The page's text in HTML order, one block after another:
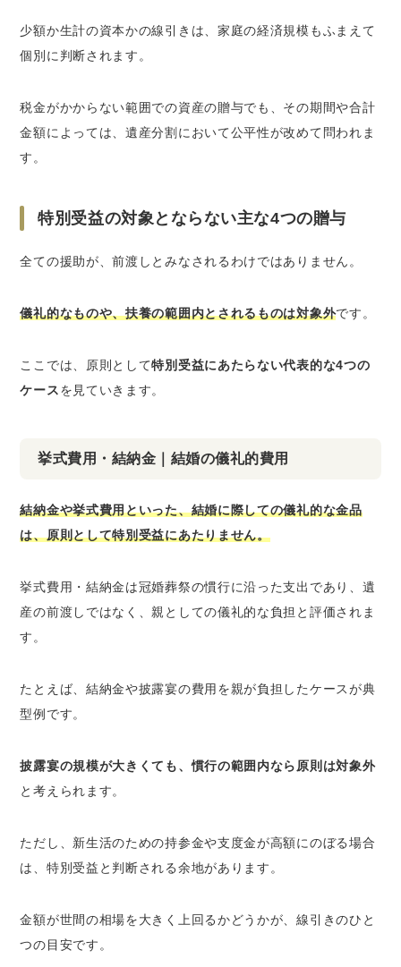
少額か生計の資本かの線引きは、家庭の経済規模もふまえて
個別に判断されます。
税金がかからない範囲での資産の贈与でも、その期間や合計
金額によっては、遺産分割において公平性が改めて問われま
す。
特別受益の対象とならない主な4つの贈与
全ての援助が、前渡しとみなされるわけではありません。
儀礼的なものや、扶養の範囲内とされるものは対象外です。
ここでは、原則として特別受益にあたらない代表的な4つの
ケースを見ていきます。
挙式費用・結納金｜結婚の儀礼的費用
結納金や挙式費用といった、結婚に際しての儀礼的な金品
は、原則として特別受益にあたりません。
挙式費用・結納金は冠婚葬祭の慣行に沿った支出であり、遺
産の前渡しではなく、親としての儀礼的な負担と評価されま
す。
たとえば、結納金や披露宴の費用を親が負担したケースが典
型例です。
披露宴の規模が大きくても、慣行の範囲内なら原則は対象外
と考えられます。
ただし、新生活のための持参金や支度金が高額にのぼる場合
は、特別受益と判断される余地があります。
金額が世間の相場を大きく上回るかどうかが、線引きのひと
つの目安です。